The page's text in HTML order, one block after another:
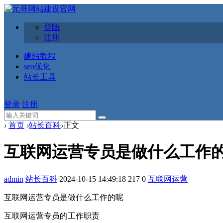
登陆
注册
建站教程
seo优化
站长工具
登录 注册
› 首页 ›站长百科›正文
互联网运营专员是做什么工作
admin 站长百科 2024-10-15 14:49:18 217 0 互联网运营
互联网运营专员是做什么工作的呢
‌互联网运营专员的工作职责‌